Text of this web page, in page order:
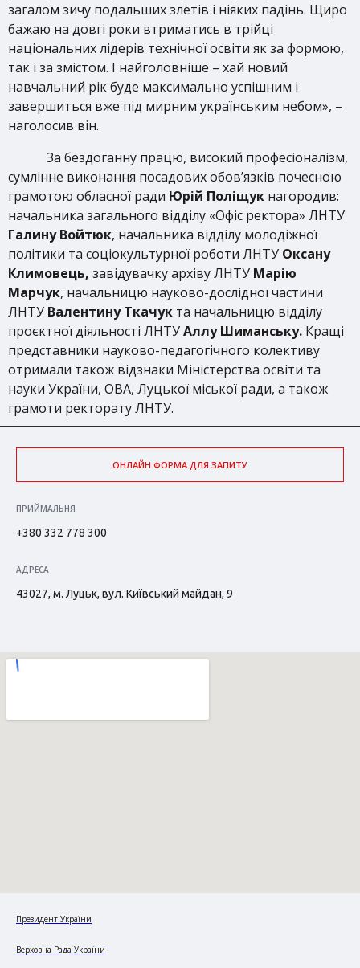
загалом зичу подальших злетів і ніяких падінь. Щиро
бажаю на довгі роки втриматись в трійці
національних лідерів технічної освіти як за формою,
так і за змістом. І найголовніше – хай новий
навчальний рік буде максимально успішним і
завершиться вже під мирним українським небом», –
наголосив він.
За бездоганну працю, високий професіоналізм,
сумлінне виконання посадових обов’язків почесною
грамотою обласної ради Юрій Поліщук нагородив:
начальника загального відділу «Офіс ректора» ЛНТУ
Галину Войтюк, начальника відділу молодіжної
політики та соціокультурної роботи ЛНТУ Оксану
Климовець, завідувачку архіву ЛНТУ Марію
Марчук, начальницю науково-дослідної частини
ЛНТУ Валентину Ткачук та начальницю відділу
проєктної діяльності ЛНТУАллу Шиманську. Кращі
представники науково-педагогічного колективу
отримали також відзнаки Міністерства освіти та
науки України, ОВА, Луцької міської ради, а також
грамоти ректорату ЛНТУ.
ОНЛАЙН ФОРМА ДЛЯ ЗАПИТУ
ПРИЙМАЛЬНЯ
+380 332 778 300
АДРЕСА
43027, м. Луцьк, вул. Київський майдан, 9
Президент України
Верховна Рада України